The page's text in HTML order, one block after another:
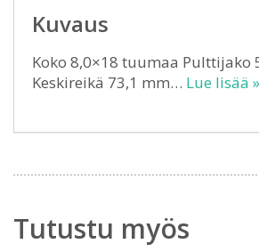
Kuvaus
Koko 8,0×18 tuumaa Pulttijako
Keskireikä 73,1 mm… Lue lisää »
Tutustu myös